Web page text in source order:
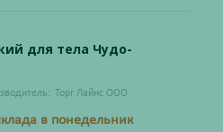
для тела Чудо-
Торг Лайнс ООО
в понедельник